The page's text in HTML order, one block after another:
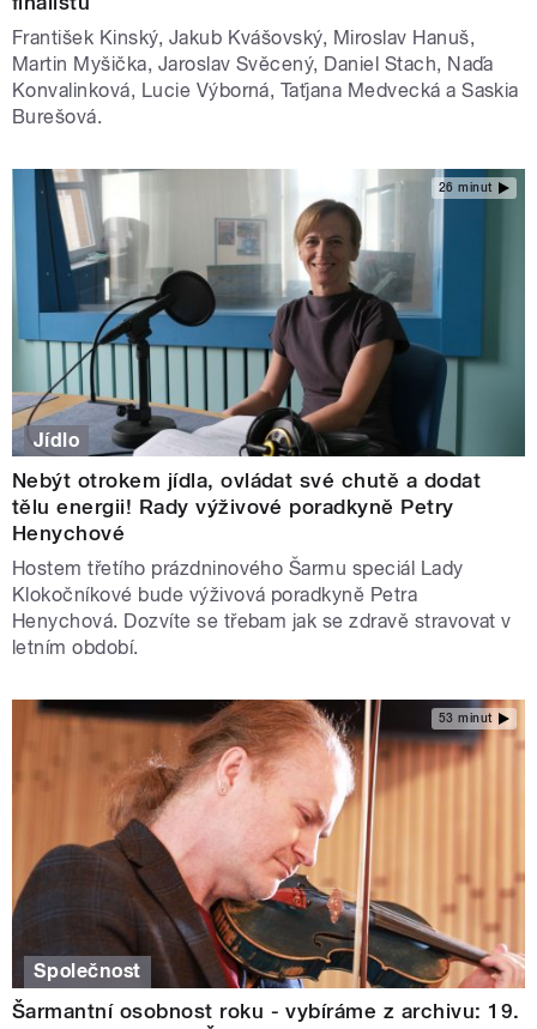
František Kinský, Jakub Kvášovský, Miroslav Hanuš,
Martin Myšička, Jaroslav Svěcený, Daniel Stach, Naďa
Konvalinková, Lucie Výborná, Taťjana Medvecká a Saskia
Burešová.
26 minut
Jídlo
Nebýt otrokem jídla, ovládat své chutě a dodat
tělu energii! Rady výživové poradkyně Petry
Henychové
Hostem třetího prázdninového Šarmu speciál Lady
Klokočníkové bude výživová poradkyně Petra
Henychová. Dozvíte se třebam jak se zdravě stravovat v
letním období.
53 minut
Společnost
Šarmantní osobnost roku - vybíráme z archivu: 19.